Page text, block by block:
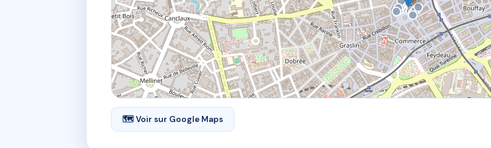
🗺 Voir sur Google Maps